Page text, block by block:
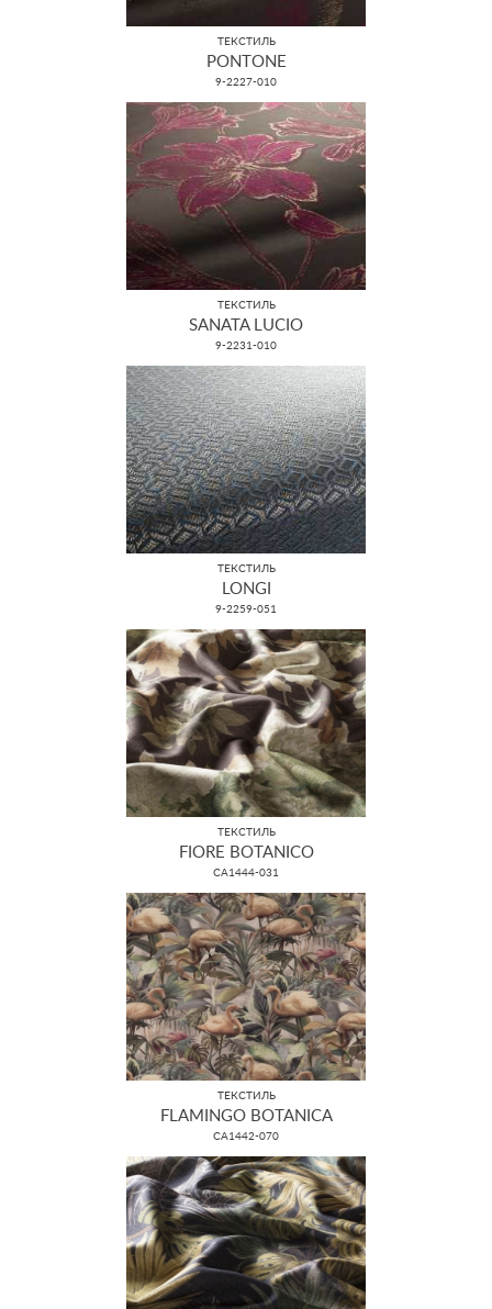
ТЕКСТИЛЬ
PONTONE
9-2227-010
ТЕКСТИЛЬ
SANATA LUCIO
9-2231-010
ТЕКСТИЛЬ
LONGI
9-2259-051
ТЕКСТИЛЬ
FIORE BOTANICO
CA1444-031
ТЕКСТИЛЬ
FLAMINGO BOTANICA
CA1442-070